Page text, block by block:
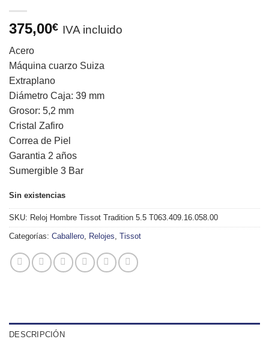
375,00€ IVA incluido
Acero
Máquina cuarzo Suiza
Extraplano
Diámetro Caja: 39 mm
Grosor: 5,2 mm
Cristal Zafiro
Correa de Piel
Garantia 2 años
Sumergible 3 Bar
Sin existencias
SKU: Reloj Hombre Tissot Tradition 5.5 T063.409.16.058.00
Categorías: Caballero Relojes Tissot
DESCRIPCIÓN